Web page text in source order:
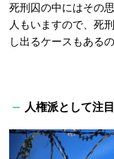
死刑囚の中にはその思
人もいますので、死
し出るケースもあるの
人権派として注